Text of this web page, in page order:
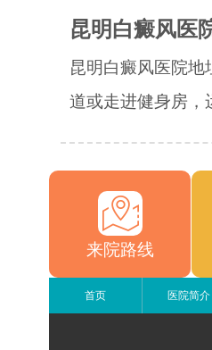
昆明白癜风医
昆明白癜风医院
道或走进健身房，
来院路线
首页 医院简介